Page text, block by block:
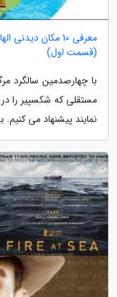
معرفی 10 مکان
(قسمت اول)
مستقلی که شکسپیر را
نمایند پیشنهاد می کنیم.